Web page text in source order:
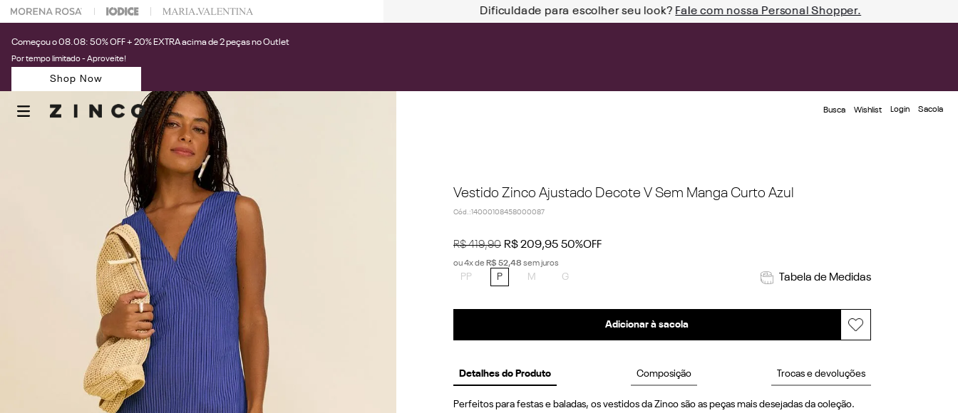
na sua 1° compra usando o cupom: PRIMEIRAZIN Dificuldade para escolher seu look? Fale com nossa Personal Shopper.
Começou o 08.08: 50% OFF + 20% EXTRA acima de 2 peças no Outlet
Por tempo limitado - Aproveite!
Shop Now
Busca Wishlist Login
Vestido Zinco Ajustado Decote V Sem Manga Curto Azul
Cód. :14000108458000087
R$ 419,90 R$209,95 50%OFF
ou4x de R$ 52,48 sem juros
PP P M G Tabela de Medidas
Adicionar à sacola
Detalhes do Produto Composição Trocas e devoluções
Perfeitos para festas e baladas, os vestidos da Zinco são as peças mais desejadas da coleção.